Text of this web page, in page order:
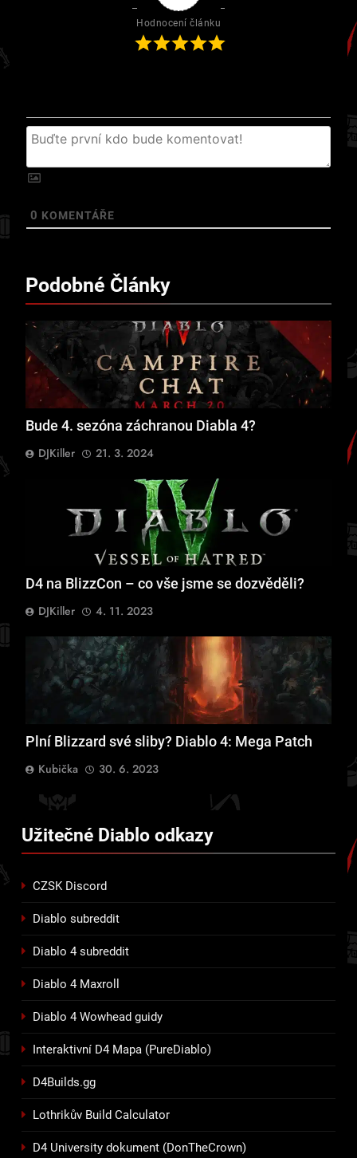
Hodnocení článku
0 KOMENTÁŘE
Podobné Články
Bude 4. sezóna záchranou Diabla 4?
DJKiller
21. 3. 2024
D4 na BlizzCon – co vše jsme se dozvěděli?
DJKiller
4. 11. 2023
Plní Blizzard své sliby? Diablo 4: Mega Patch
Kubička
30. 6. 2023
Užitečné Diablo odkazy
CZSK Discord
Diablo subreddit
Diablo 4 subreddit
Diablo 4 Maxroll
Diablo 4 Wowhead guidy
Interaktivní D4 Mapa (PureDiablo)
D4Builds.gg
Lothrikův Build Calculator
D4 University dokument (DonTheCrown)